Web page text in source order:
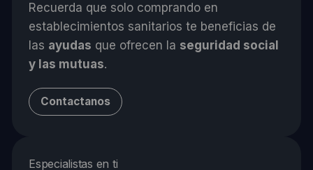
Recuerda que solo comprando en
establecimientos sanitarios te beneficias de
las ayudas que ofrecen la seguridad social
y las mutuas.
Contactanos
Especialistas en ti